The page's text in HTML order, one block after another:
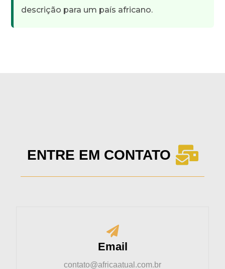
descrição para um país africano.
ENTRE EM CONTATO
Email
contato@africaatual.com.br